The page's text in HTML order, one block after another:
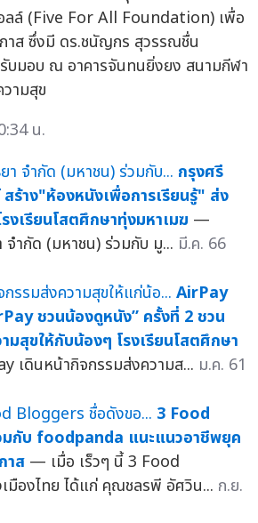
ลล์ (Five For All Foundation) เพื่อ
าส ซึ่งมี ดร.ชนัญกร สุวรรณชื่น
บมอบ ณ อาคารจันทนยิ่งยง สนามกีฬา
ามสุข
น.
กรุงศรี
สร้าง"ห้องหนังเพื่อการเรียนรู้" ส่ง
งเรียนโสตศึกษาทุ่งมหาเมฆ —
จำกัด (มหาชน) ร่วมกับ มู... มี.ค. 66
AirPay
ชวนน้องดูหนัง” ครั้งที่ 2 ชวน
มสุขให้กับน้องๆ โรงเรียนโสตศึกษา
เดินหน้ากิจกรรมส่งความส... ม.ค. 61
3 Food
กับ foodpanda แนะแนวอาชีพยุค
าส — เมื่อ เร็วๆ นี้ 3 Food
มืองไทย ได้แก่ คุณชลรพี อัศวิน... ก.ย.